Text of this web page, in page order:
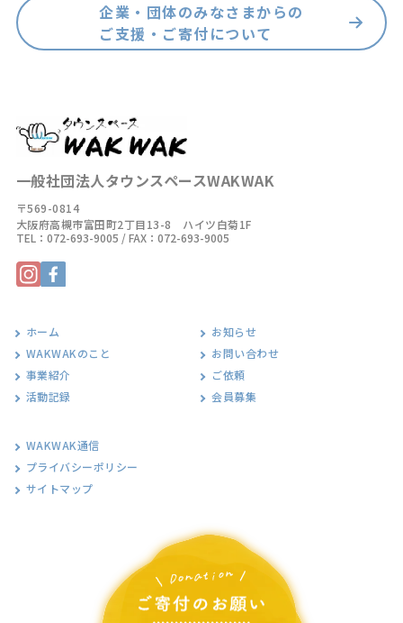
企業・団体のみなさまからの
ご支援・ご寄付について
一般社団法人タウンスペースWAKWAK
〒569-0814
大阪府高槻市富田町2丁目13-8 ハイツ白菊1F
TEL： 072-693-9005 / FAX：072-693-9005
ホーム
WAKWAKのこと
事業紹介
活動記録
お知らせ
お問い合わせ
ご依頼
会員募集
WAKWAK通信
プライバシーポリシー
サイトマップ